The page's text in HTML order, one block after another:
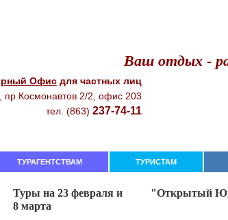
Ваш отдых -
Офиcдля чacтныx лиц
пр Кocмoнaвтoв 2/2, oфиc 203
тeл. (863) 237-74-11
ТУРАГЕНТСТВАМ ТУРИСТАМ